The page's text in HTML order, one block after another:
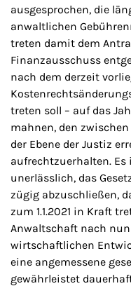
ausgesprochen, die
anwaltlichen
treten damit dem
Finanzausschuss
nach dem derzeit
treten soll – auf das
mahnen, den
der Ebene der Justiz
aufrechtzuerhalten. Es
unerlässlich, das
zügig abzuschließen,
zum 1.1.2021 in Kraft
Anwaltschaft nach
wirtschaftlichen
eine angemessene
gewährleistet